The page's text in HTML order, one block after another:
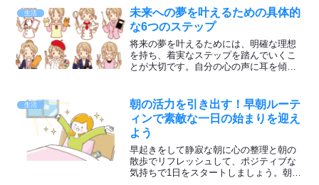
生活
未来への夢を叶えるための具体的
な6つのステップ
将来の夢を叶えるためには、明確な理想
を持ち、着実なステップを踏んでいくこ
とが大切です。自分の心の声に耳を傾
べきことを紹介します。
生活
朝の活力を引き出す！早朝ルーテ
ィンで素敵な一日の始まりを迎え
よう
早起きをして静寂な朝に心の整理と朝の
散歩でリフレッシュして、ポジティブな
気持ちで1日をスタートしましょう。朝の